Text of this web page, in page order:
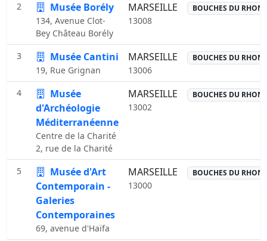
2 Musée Borély
134, Avenue Clot-
Bey Château Borély
MARSEILLE
13008
BOUCHES DU RHONE
3 Musée Cantini
19, Rue Grignan
MARSEILLE
13006
BOUCHES DU RHONE
4
Musée
d'Archéologie
Méditerranéenne
Centre de la Charité
2, rue de la Charité
MARSEILLE
13002
BOUCHES DU RHONE
5
Musée d'Art
Contemporain -
Galeries
Contemporaines
69, avenue d'Haïfa
MARSEILLE
13000
BOUCHES DU RHONE